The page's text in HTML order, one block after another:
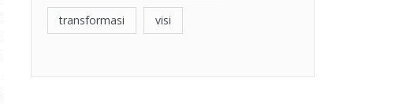
transformasi visi